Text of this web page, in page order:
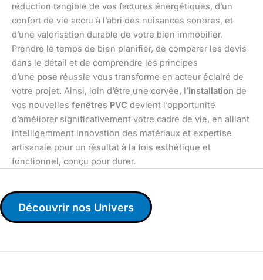
réduction tangible de vos factures énergétiques, d’un
confort de vie accru à l’abri des nuisances sonores, et
d’une valorisation durable de votre bien immobilier.
Prendre le temps de bien planifier, de comparer les devis
dans le détail et de comprendre les principes
d’une pose réussie vous transforme en acteur éclairé de
votre projet. Ainsi, loin d’être une corvée, l’installation de
vos nouvelles fenêtres PVC devient l’opportunité
d’améliorer significativement votre cadre de vie, en alliant
intelligemment innovation des matériaux et expertise
artisanale pour un résultat à la fois esthétique et
fonctionnel, conçu pour durer.
Découvrir nos Univers